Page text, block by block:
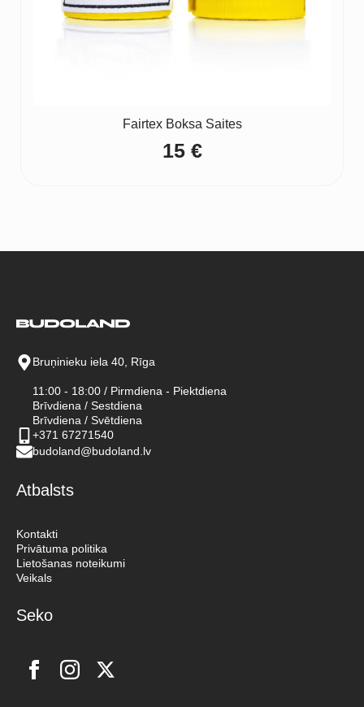
Fairtex Boksa Saites
15 €
Bruņinieku iela 40, Rīga
11:00 - 18:00 / Pirmdiena - Piektdiena
Brīvdiena / Sestdiena
Brīvdiena / Svētdiena
+371 67271540
budoland@budoland.lv
Atbalsts
Kontakti
Privātuma politika
Lietošanas noteikumi
Veikals
Seko